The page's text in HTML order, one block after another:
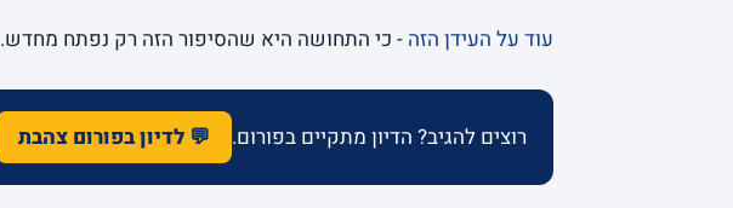
עוד על העידן הזה - כי התחושה היא שהסיפור הזה רק נפתח מחדש.
רוצים להגיב? הדיון מתקיים בפורום. 💬 לדיון בפורום צהבת